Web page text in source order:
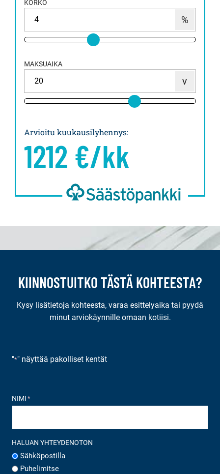
KORKO
MAKSUAIKA
Arvioitu kuukausilyhennys:
1212 €/kk
KIINNOSTUITKO TÄSTÄ KOHTEESTA?
Kysy lisätietoja kohteesta, varaa esittelyaika tai pyydä
minut arviokäynnille omaan kotiisi.
"*" näyttää pakolliset kentät
NIMI *
HALUAN YHTEYDENOTON
Sähköpostilla
Puhelimitse